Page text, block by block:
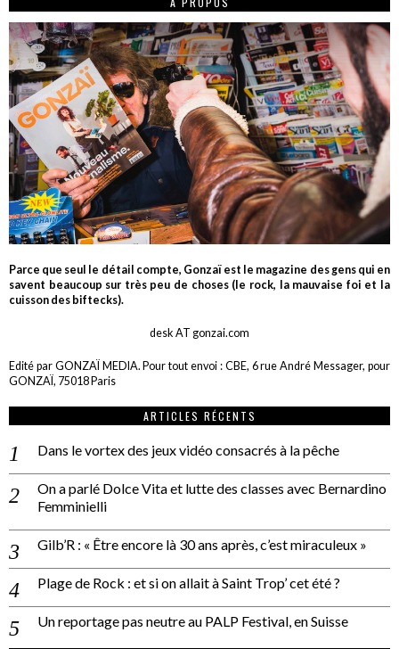
Parce que seul le détail compte, Gonzaï est le magazine des gens qui en
savent beaucoup sur très peu de choses (le rock, la mauvaise foi et la
cuisson des biftecks).
desk AT gonzai.com
Edité par GONZAÏ MEDIA. Pour tout envoi : CBE, 6 rue André Messager, pour
GONZAÏ, 75018 Paris
ARTICLES RÉCENTS
Dans le vortex des jeux vidéo consacrés à la pêche
On a parlé Dolce Vita et lutte des classes avec Bernardino
Femminielli
Gilb’R : « Être encore là 30 ans après, c’est miraculeux »
Plage de Rock : et si on allait à Saint Trop’ cet été ?
Un reportage pas neutre au PALP Festival, en Suisse